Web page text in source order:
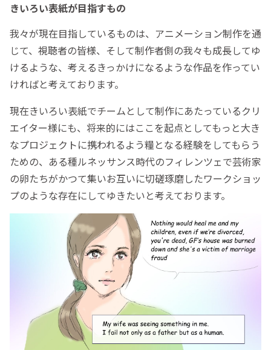
きいろい表紙が目指すもの
我々が現在目指しているものは、アニメーション制作を通
じて、視聴者の皆様、そして制作者側の我々も成長してゆ
けるような、考えるきっかけになるような作品を作ってい
ければと考えております。
現在きいろい表紙でチームとして制作にあたっているクリ
エイター様にも、将来的にはここを起点としてもっと大き
なプロジェクトに携われるよう糧となる経験をしてもらう
ための、ある種ルネッサンス時代のフィレンツェで芸術家
の卵たちがかつて集いお互いに切磋琢磨したワークショッ
プのような存在にしてゆきたいと考えております。